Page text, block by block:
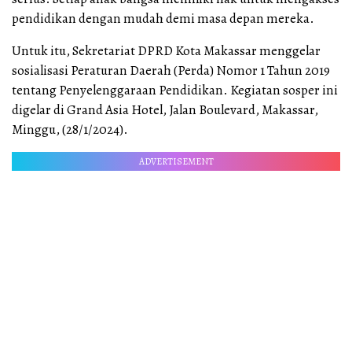
pendidikan dengan mudah demi masa depan mereka.
Untuk itu, Sekretariat DPRD Kota Makassar menggelar
sosialisasi Peraturan Daerah (Perda) Nomor 1 Tahun 2019
tentang Penyelenggaraan Pendidikan. Kegiatan sosper ini
digelar di Grand Asia Hotel, Jalan Boulevard, Makassar,
Minggu, (28/1/2024).
ADVERTISEMENT